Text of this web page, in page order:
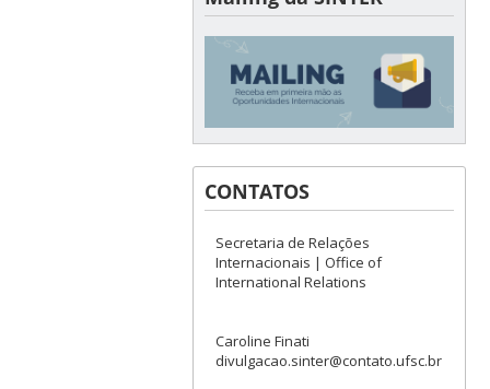
CONTATOS
Secretaria de Relações
Internacionais | Office of
International Relations
Caroline Finati
divulgacao.sinter@contato.ufsc.br